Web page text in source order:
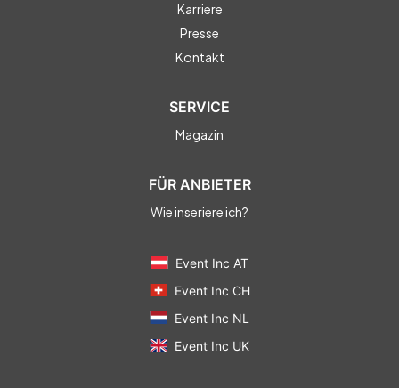
Karriere
Presse
Kontakt
SERVICE
Magazin
FÜR ANBIETER
Wie inseriere ich?
Event Inc AT
Event Inc CH
Event Inc NL
Event Inc UK